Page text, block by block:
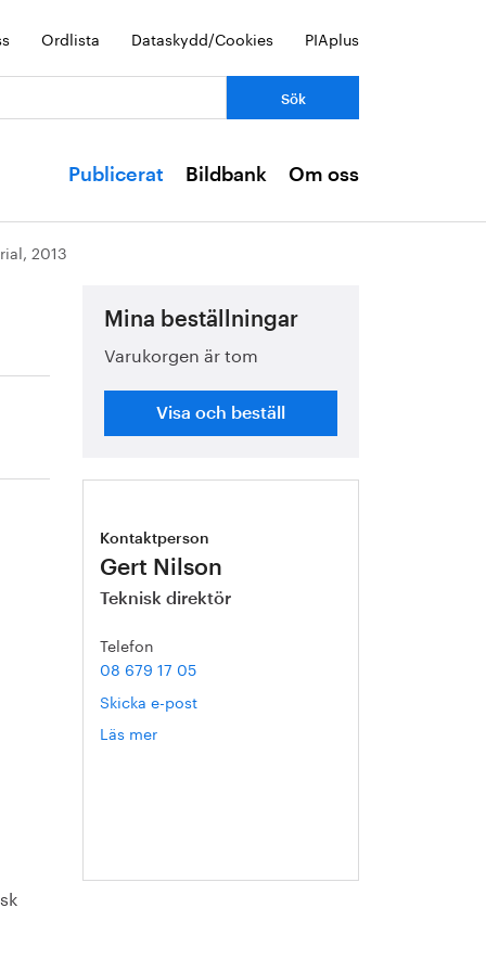
Ordlista Dataskydd/Cookies PIAplus
Publicerat Bildbank Om oss
2013
Mina beställningar
Varukorgen är tom
Visa och beställ
Kontaktperson
Gert Nilson
Teknisk direktör
Telefon
08 679 17 05
Skicka e-post
Läs mer